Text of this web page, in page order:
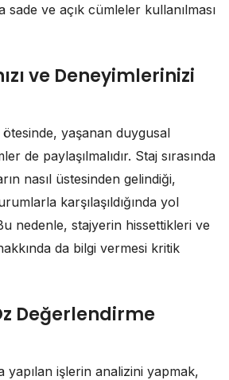
sade ve açık cümleler kullanılması
ve Deneyimlerinizi
yaşanan duygusal
de paylaşılmalıdır. Staj sırasında
nasıl üstesinden gelindiği,
karşılaşıldığında yol
nedenle, stajyerin hissettikleri ve
da bilgi vermesi kritik
Değerlendirme
işlerin analizini yapmak,